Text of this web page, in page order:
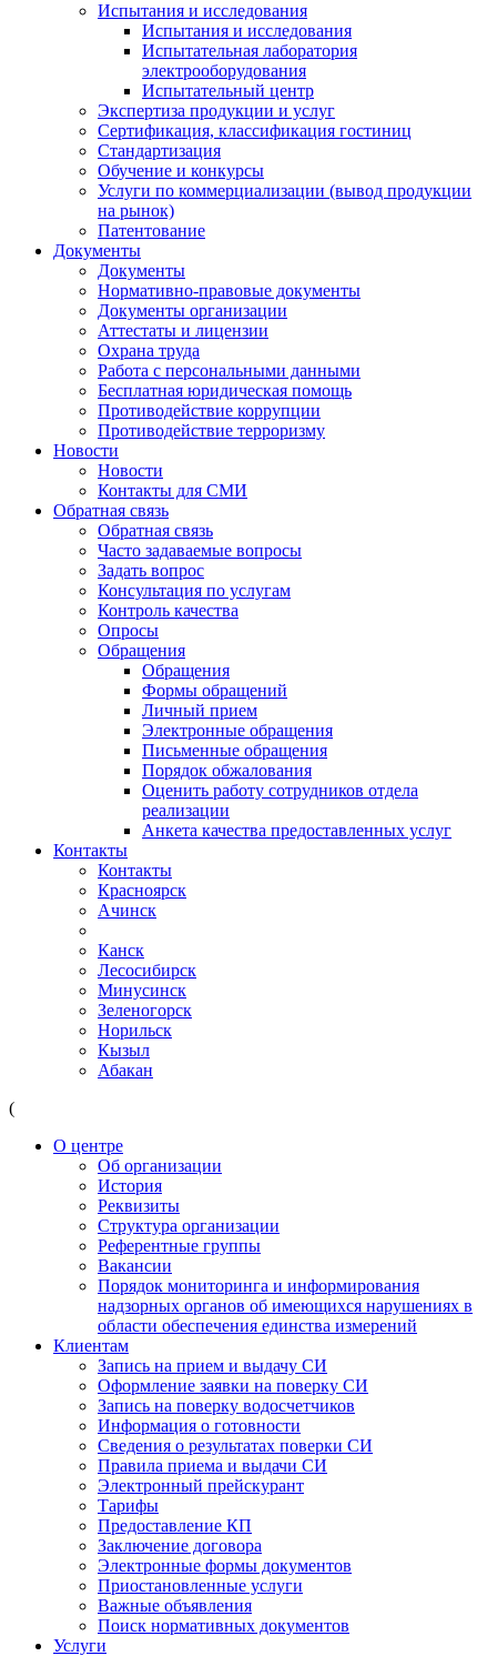
Испытания и исследования
Испытания и исследования
Испытательная лаборатория
электрооборудования
Испытательный центр
Экспертиза продукции и услуг
Сертификация, классификация гостиниц
Стандартизация
Обучение и конкурсы
Услуги по коммерциализации (вывод продукции
на рынок)
Патентование
Документы
Документы
Нормативно-правовые документы
Документы организации
Аттестаты и лицензии
Охрана труда
Работа с персональными данными
Бесплатная юридическая помощь
Противодействие коррупции
Противодействие терроризму
Новости
Новости
Контакты для СМИ
Обратная связь
Обратная связь
Часто задаваемые вопросы
Задать вопрос
Консультация по услугам
Контроль качества
Опросы
Обращения
Обращения
Формы обращений
Личный прием
Электронные обращения
Письменные обращения
Порядок обжалования
Оценить работу сотрудников отдела
реализации
Анкета качества предоставленных услуг
Контакты
Контакты
Красноярск
Ачинск
Канск
Лесосибирск
Минусинск
Зеленогорск
Норильск
Кызыл
Абакан
(
О центре
Об организации
История
Реквизиты
Структура организации
Референтные группы
Вакансии
Порядок мониторинга и информирования
надзорных органов об имеющихся нарушениях в
области обеспечения единства измерений
Клиентам
Запись на прием и выдачу СИ
Оформление заявки на поверку СИ
Запись на поверку водосчетчиков
Информация о готовности
Сведения о результатах поверки СИ
Правила приема и выдачи СИ
Электронный прейскурант
Тарифы
Предоставление КП
Заключение договора
Электронные формы документов
Приостановленные услуги
Важные объявления
Поиск нормативных документов
Услуги